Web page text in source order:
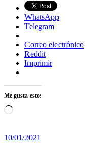
WhatsApp
Telegram
Correo electrónico
Reddit
Imprimir
Me gusta esto:
Cargando...
10/01/2021